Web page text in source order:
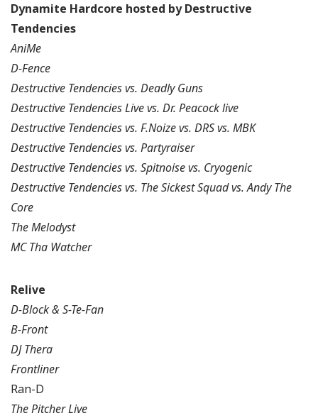
Dynamite Hardcore hosted by Destructive
Tendencies
AniMe
D-Fence
Destructive Tendencies vs. Deadly Guns
Destructive Tendencies Live vs. Dr. Peacock live
Destructive Tendencies vs. F.Noize vs. DRS vs. MBK
Destructive Tendencies vs. Partyraiser
Destructive Tendencies vs. Spitnoise vs. Cryogenic
Destructive Tendencies vs. The Sickest Squad vs. Andy The
Core
The Melodyst
MC Tha Watcher
Relive
D-Block & S-Te-Fan
B-Front
DJ Thera
Frontliner
Ran-D
The Pitcher Live